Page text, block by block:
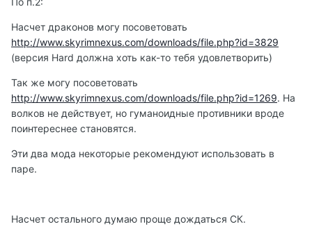
Насчет драконов могу посоветовать
http://www.skyrimnexus.com/downloads/file.php?id=3829
(версия Hard должна хоть как-то тебя удовлетворить)
Так же могу посоветовать
http://www.skyrimnexus.com/downloads/file.php?id=1269. На
волков не действует, но гуманоидные противники вроде
поинтереснее становятся.
Эти два мода некоторые рекомендуют использовать в
паре.
Насчет остального думаю проще дождаться СК.